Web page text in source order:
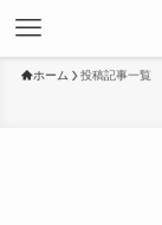
ホーム 投稿記事一覧